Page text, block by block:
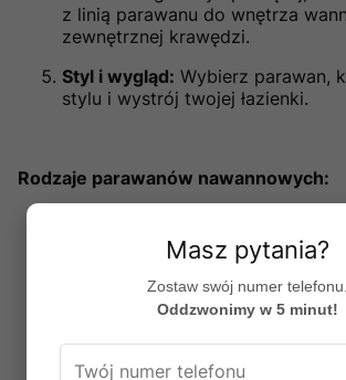
z linią parawanu do wnętrza
zewnętrznej krawędzi.
Styl i wygląd: Wybierz parawan,
stylu i wystrój twojej łazienki.
Rodzaje parawanów nawannowych:
wykonane z jednej płaskiej płyty.
eleganckie i łatwe do czyszczenia.
Parawany składane: Są to
się z dwóch lub więcej paneli.
i można je dostosować do
wanien.
Masz pytania?
Zostaw swój numer telefonu.
Oddzwonimy w 5 minut!